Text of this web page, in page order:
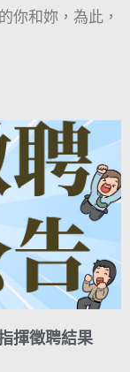
你和妳，為此，
揮徵聘結果